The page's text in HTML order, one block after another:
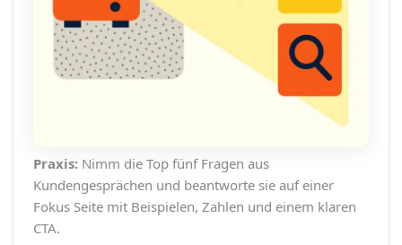
Praxis:Nimm die Top fünf Fragen aus
Kundengesprächen und beantworte sie auf einer
Fokus Seite mit Beispielen, Zahlen und einem klaren
CTA.